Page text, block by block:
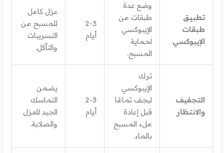
تطبيق
طبقات
الإيبوكسي
وضع عدة
طبقات من
الإيبوكسي
لحماية
المسبح.
2-3
أيام
عزل كامل
للمسبح من
التسريبات
والتآكل.
التجفيف
والانتظار
ترك
الإيبوكسي
ليجف تمامًا
قبل إعادة
ملء المسبح
بالماء.
2-3
أيام
يضمن
التماسك
الجيد للعزل
والصلابة.